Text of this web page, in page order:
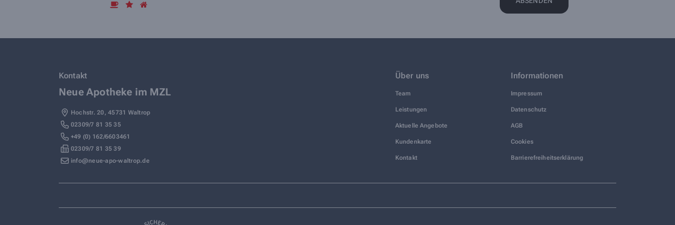
Kontakt
Neue Apotheke im MZL
Hochstr. 20 ,45731 Waltrop
02309/7 81 35 35
+49 (0) 162/6603461
02309/7 81 35 39
info@neue-apo-waltrop.de
Über uns
Team
Leistungen
Aktuelle Angebote
Kundenkarte
Kontakt
Informationen
Impressum
Datenschutz
AGB
Cookies
Barrierefreiheitserklärung